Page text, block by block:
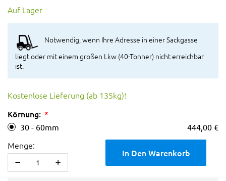
Auf Lager
Notwendig, wenn Ihre Adresse in einer Sackgasse
liegt oder mit einem großen Lkw (40-Tonner) nicht erreichbar
ist.
Kostenlose Lieferung (ab 135kg)!
Körnung:
30 - 60mm 444,00 €
Menge:
In Den Warenkorb